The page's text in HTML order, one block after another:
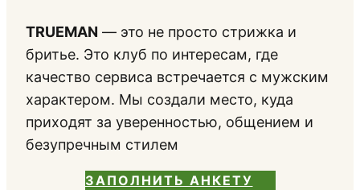
TRUEMAN — это не просто стрижка и
бритье. Это клуб по интересам, где
качество сервиса встречается с мужским
характером. Мы создали место, куда
приходят за уверенностью, общением и
безупречным стилем
ЗАПОЛНИТЬ АНКЕТУ